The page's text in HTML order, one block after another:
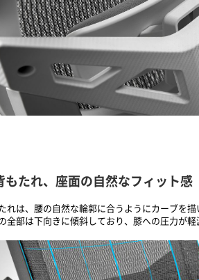
もたれ、座面の自然なフィット感
れは、腰の自然な輪郭に合うようにカーブを
全部は下向きに傾斜しており、膝への圧力が